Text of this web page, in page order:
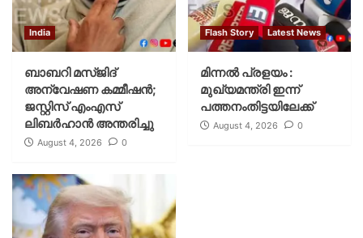
India
ബാബറി മസ്ജിദ്
അന്വേഷണ കമ്മീഷന്‍;
ജസ്റ്റിസ് എംഎസ്
ലിബര്‍ഹാന്‍ അന്തരിച്ചു
August 4, 2026 0
Flash Story Latest News
മിന്നല്‍ പ്രളയം :
മുഖ്യമന്ത്രി ഇന്ന്
പത്തനംതിട്ടയിലേക്ക്
August 4, 2026 0